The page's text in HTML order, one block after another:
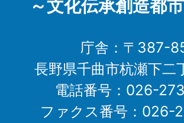
～文化伝承創造都
庁舎：〒387-
長野県千曲市杭瀬下二
電話番号：026-
ファクス番号：026-